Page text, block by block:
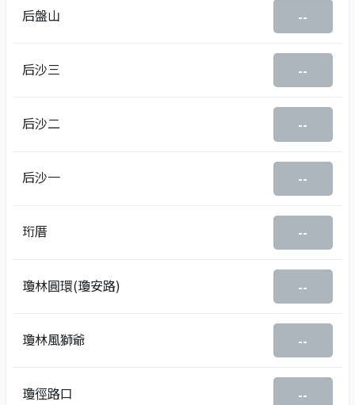
后盤山 --
后沙三 --
后沙二 --
后沙一 --
珩厝 --
瓊林圓環(瓊安路) --
瓊林風獅爺 --
瓊徑路口 --